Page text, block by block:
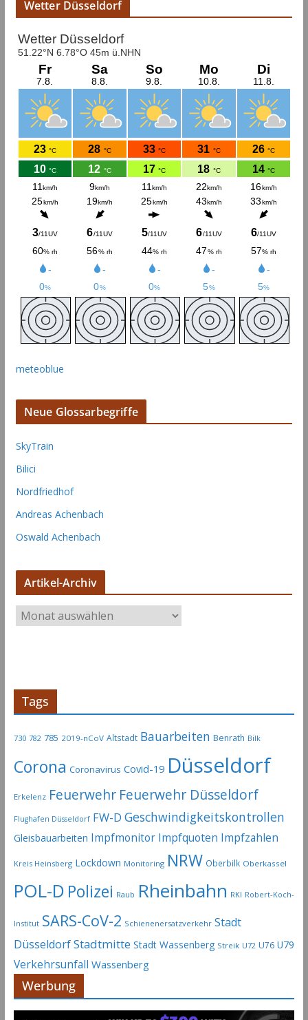
Wetter Düsseldorf
meteoblue
Neue Glossarbegriffe
SkyTrain
Bilici
Nordfriedhof
Andreas Achenbach
Oswald Achenbach
Artikel-Archiv
r
l
-
r
h
i
v
Tags
730 782 785 2019-nCoV Altstadt Bauarbeiten Benrath Bilk
Corona Coronavirus Covid-19 Düsseldorf
Erkelenz Feuerwehr Feuerwehr Düsseldorf
Flughafen Düsseldorf FW-D Geschwindigkeitskontrollen
Gleisbauarbeiten Impfmonitor Impfquoten Impfzahlen
Kreis Heinsberg Lockdown Monitoring NRW Oberbilk Oberkassel
POL-D Polizei Raub Rheinbahn RKI Robert-Koch-
Institut SARS-CoV-2 Schienenersatzverkehr Stadt
DüsseldorfStadtmitte Stadt Wassenberg Streik U72 U76 U79
Verkehrsunfall Wassenberg
Werbung